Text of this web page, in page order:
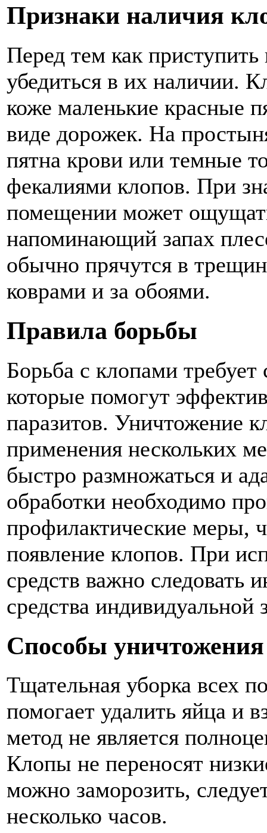
Признаки наличия
Перед тем как
убедиться в их наличии.
коже маленькие красные
виде дорожек. На
пятна крови или темные
фекалиями клопов. При
помещении может
напоминающий запах
обычно прячутся в
коврами и за обоями.
Правила борьбы
Борьба с клопами
которые помогут
паразитов. Уничтожение
применения нескольких
быстро размножаться и
обработки необходимо
профилактические меры,
появление клопов. При
средств важно следовать
средства
Способы уничтожения
Тщательная уборка всех
помогает удалить яйца и
метод не является
Клопы не переносят
можно заморозить,
несколько часов.